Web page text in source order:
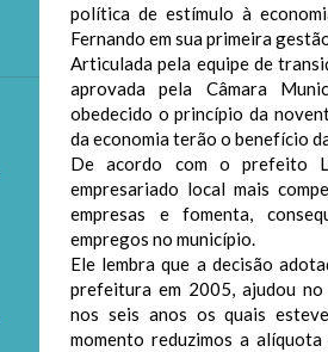
política de estímulo à
Fernando em sua primeira
Articulada pela equipe de
aprovada pela Câmara
obedecido o princípio da
da economia terão o benefício
De acordo com o prefeito
empresariado local mais
empresas e fomenta,
empregos no município.
Ele lembra que a decisão
prefeitura em 2005, ajudou
nos seis anos os quais
momento reduzimos a